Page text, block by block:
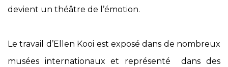
devient un théâtre de l’émotion.
Le travail d’Ellen Kooi est exposé dans de nombreux
musées internationaux et représenté dans des